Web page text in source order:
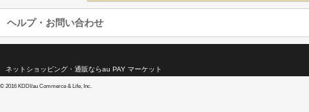
ヘルプ・お問い合わせ
ネットショッピング・通販ならau PAY マーケット
© 2016 KDDI/au Commerce & Life, Inc.